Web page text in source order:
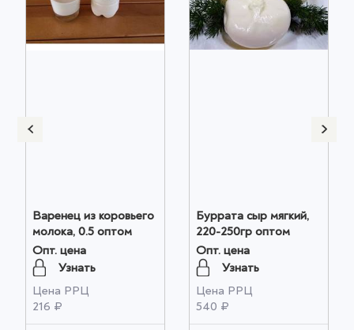
Варенец из коровьего
молока, 0.5 оптом
Опт. цена
Узнать
Цена РРЦ
216 ₽
Буррата сыр мягкий,
220-250гр оптом
Опт. цена
Узнать
Цена РРЦ
540 ₽